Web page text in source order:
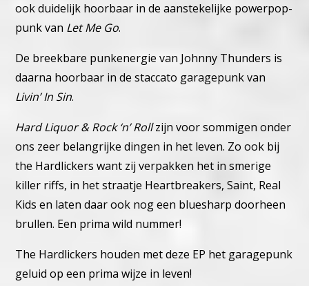
ook duidelijk hoorbaar in de aanstekelijke powerpop-
punk van Let Me Go.
De breekbare punkenergie van Johnny Thunders is
daarna hoorbaar in de staccato garagepunk van
Livin’ In Sin.
Hard Liquor & Rock ‘n’ Rollzijn voor sommigen onder
ons zeer belangrijke dingen in het leven. Zo ook bij
the Hardlickers want zij verpakken het in smerige
killer riffs, in het straatje Heartbreakers, Saint, Real
Kids en laten daar ook nog een bluesharp doorheen
brullen. Een prima wild nummer!
The Hardlickers houden met deze EP het garagepunk
geluid op een prima wijze in leven!